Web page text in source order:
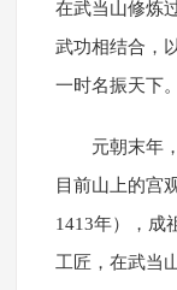
在武当山修炼
武功相结合，
一时名振天下。
元朝末年
目前山上的宫
1413年），成
工匠，在武当